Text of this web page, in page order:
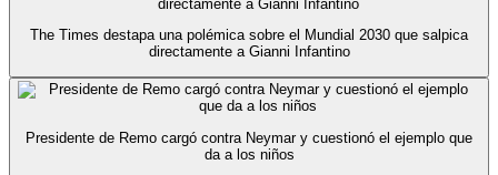
The Times destapa una polémica sobre el Mundial 2030 que salpica
directamente a Gianni Infantino
Presidente de Remo cargó contra Neymar y cuestionó el ejemplo que
da a los niños